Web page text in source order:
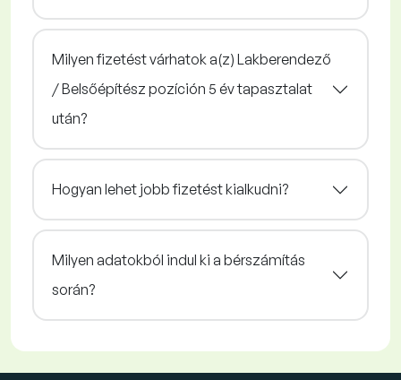
Milyen fizetést várhatok a(z) Lakberendező
/ Belsőépítész pozíción 5 év tapasztalat
után?
Hogyan lehet jobb fizetést kialkudni?
Milyen adatokból indul ki a bérszámítás
során?